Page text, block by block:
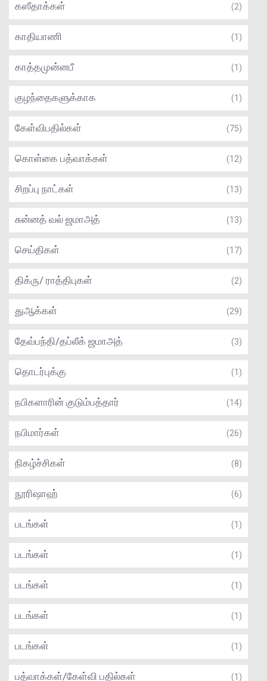
கஸீதாக்கள் (2)
காதியாணி (1)
காத்தமுன்னபீ (1)
குழந்தைகளுக்காக (1)
கேள்விபதில்கள் (75)
கொள்கை பத்வாக்கள் (12)
சிறப்பு நாட்கள் (13)
சுன்னத் வல் ஜமாஅத் (13)
செய்திகள் (17)
திக்ரு/ ராத்திபுகள் (2)
துஆக்கள் (29)
தேவ்பந்தி/தப்லீக் ஜமாஅத் (3)
தொடர்புக்கு (1)
நபிகளாரின் குடும்பத்தார் (14)
நபிமார்கள் (26)
நிகழ்ச்சிகள் (8)
நூரிஷாஹ் (6)
படங்கள் (1)
படங்கள் (1)
படங்கள் (1)
படங்கள் (1)
படங்கள் (1)
பத்வாக்கள்/கேள்வி பதில்கள் (1)